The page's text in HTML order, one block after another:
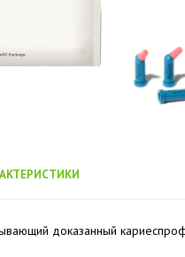
доказанный